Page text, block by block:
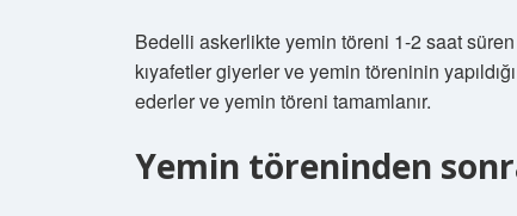
Bedelli askerlikte yemin töreni 1-2 saat
kıyafetler giyerler ve yemin töreninin
ederler ve yemin töreni tamamlanır.
Yemin töreninden